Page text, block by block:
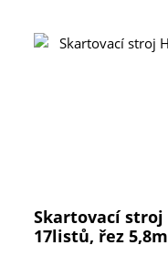
Skartovací stroj
17listů, řez